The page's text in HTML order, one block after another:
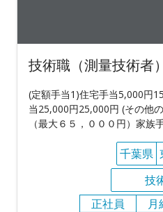
技術職（測量技術者）
(定額手当1)住宅手当5,000円
当25,000円25,000円 (その他
（最大６５，０００円）家族
千葉県
技
正社員
月